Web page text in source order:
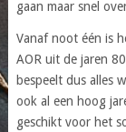
gaan maar snel
Vanaf noot één is
AOR uit de jaren
bespeelt dus alles
ook al een hoog
geschikt voor het